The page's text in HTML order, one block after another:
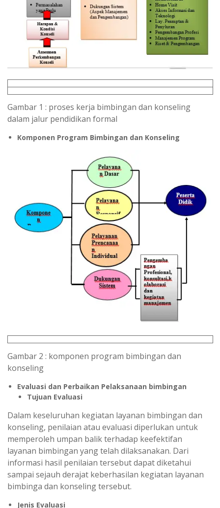
Gambar 1 : proses kerja bimbingan dan konseling
dalam jalur pendidikan formal
Komponen Program Bimbingan dan Konseling
Gambar 2 : komponen program bimbingan dan
konseling
Evaluasi dan Perbaikan Pelaksanaan bimbingan
Tujuan Evaluasi
Dalam keseluruhan kegiatan layanan bimbingan dan
konseling, penilaian atau evaluasi diperlukan untuk
memperoleh umpan balik terhadap keefektifan
layanan bimbingan yang telah dilaksanakan. Dari
informasi hasil penilaian tersebut dapat diketahui
sampai sejauh derajat keberhasilan kegiatan layanan
bimbinga dan konseling tersebut.
Jenis Evaluasi